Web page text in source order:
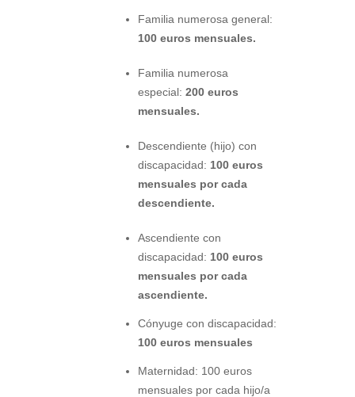
Familia numerosa general:
100 euros mensuales.
Familia numerosa
especial: 200 euros
mensuales.
Descendiente (hijo) con
discapacidad: 100 euros
mensuales por cada
descendiente.
Ascendiente con
discapacidad: 100 euros
mensuales por cada
ascendiente.
Cónyuge con discapacidad:
100 euros mensuales
Maternidad: 100 euros
mensuales por cada hijo/a